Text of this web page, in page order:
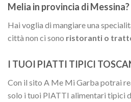
Melia in provincia diMessina?
Hai voglia di mangiare una
città non ci sono ristoranti o
I TUOI PIATTI TIPICI
Con il sito A Me Mi Garba potrai
solo i tuoi PIATTI alimentari tipici